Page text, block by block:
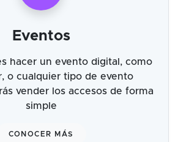
Eventos
hacer un evento digital, como
o cualquier tipo de evento
vender los accesos de forma
simple
CONOCER MÁS